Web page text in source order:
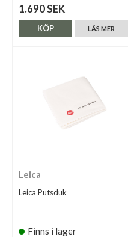
1.690 SEK
LÄS MER
KÖP
Leica
Leica Putsduk
Finns i lager